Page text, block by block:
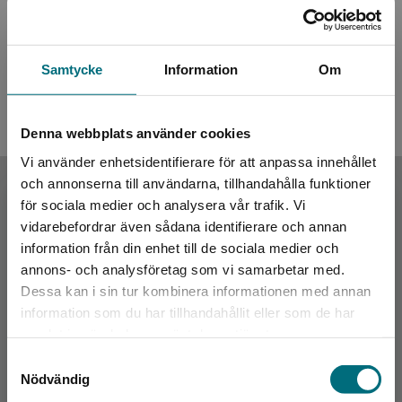
Samtycke Information Om
Denna webbplats använder cookies
Vi använder enhetsidentifierare för att anpassa innehållet
och annonserna till användarna, tillhandahålla funktioner
för sociala medier och analysera vår trafik. Vi
vidarebefordrar även sådana identifierare och annan
information från din enhet till de sociala medier och
annons- och analysföretag som vi samarbetar med.
Dessa kan i sin tur kombinera informationen med annan
information som du har tillhandahållit eller som de har
Nödvändig
Begränsad fraktregion
Det verkar som att du besöker
Sverige. För att kunna slutföra ett köp måste
Fleischer, Rune
121 krinkl. moms
Upphovspersoner
Illustratör